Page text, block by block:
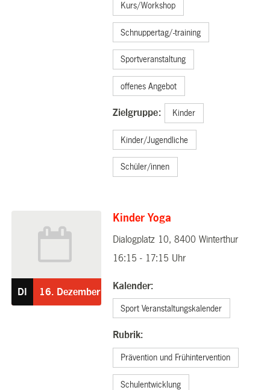
Kurs/Workshop
Schnuppertag/-training
Sportveranstaltung
offenes Angebot
Zielgruppe: Kinder
Kinder/Jugendliche
Schüler/innen
DI 16. Dezember
Kinder Yoga
Dialogplatz 10, 8400 Winterthur
16:15 - 17:15 Uhr
Kalender:
Sport Veranstaltungskalender
Rubrik:
Prävention und Frühintervention
Schulentwicklung